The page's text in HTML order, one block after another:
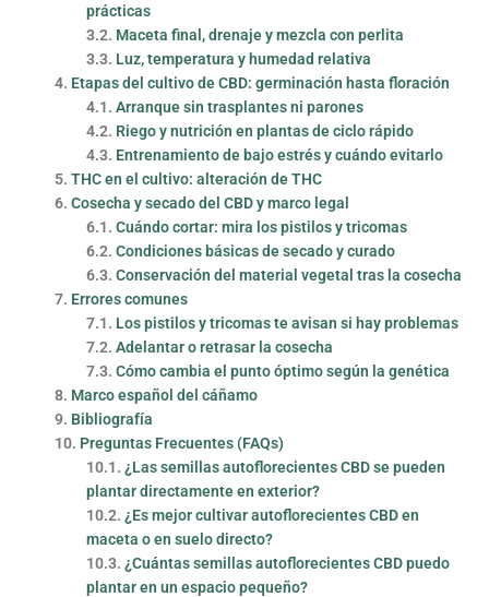
prácticas
Maceta final, drenaje y mezcla con perlita
Luz, temperatura y humedad relativa
Etapas del cultivo de CBD: germinación hasta floración
Arranque sin trasplantes ni parones
Riego y nutrición en plantas de ciclo rápido
Entrenamiento de bajo estrés y cuándo evitarlo
THC en el cultivo: alteración de THC
Cosecha y secado del CBD y marco legal
Cuándo cortar: mira los pistilos y tricomas
Condiciones básicas de secado y curado
Conservación del material vegetal tras la cosecha
Errores comunes
Los pistilos y tricomas te avisan si hay problemas
Adelantar o retrasar la cosecha
Cómo cambia el punto óptimo según la genética
Marco español del cáñamo
Bibliografía
Preguntas Frecuentes (FAQs)
¿Las semillas autoflorecientes CBD se pueden
plantar directamente en exterior?
¿Es mejor cultivar autoflorecientes CBD en
maceta o en suelo directo?
¿Cuántas semillas autoflorecientes CBD puedo
plantar en un espacio pequeño?